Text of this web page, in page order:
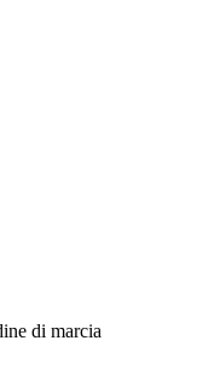
di marcia